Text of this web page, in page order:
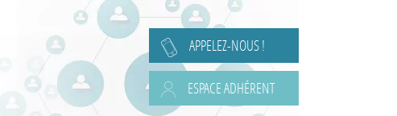
APPELEZ-NOUS !
ESPACE ADHÉRENT